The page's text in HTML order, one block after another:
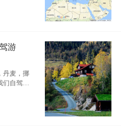
游
丹麦，挪
自驾游